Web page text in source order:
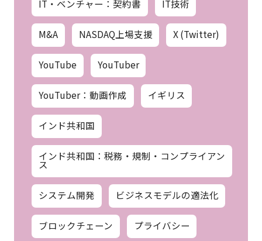
IT・ベンチャー：契約書 IT技術
M&A NASDAQ上場支援 X (Twitter)
YouTube YouTuber
YouTuber：動画作成 イギリス
インド共和国
インド共和国：税務・規制・コンプライアン
ス
システム開発 ビジネスモデルの適法化
ブロックチェーン プライバシー